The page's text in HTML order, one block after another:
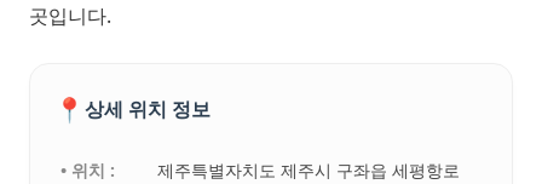
곳입니다.
📍 상세 위치 정보
• 위치 :
제주특별자치도 제주시 구좌읍 세평항로